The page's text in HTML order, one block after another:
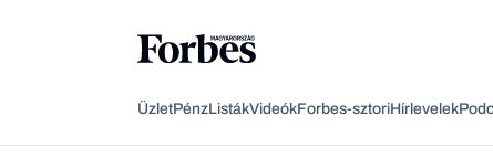
ÜzletPénzListákVideókForbes-sztoriHírlevelek